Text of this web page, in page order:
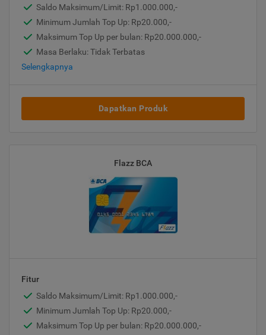
Saldo Maksimum/Limit: Rp1.000.000,-
Minimum Jumlah Top Up: Rp20.000,-
Maksimum Top Up per bulan: Rp20.000.000,-
Masa Berlaku: Tidak Terbatas
Selengkapnya
Dapatkan Produk
Flazz BCA
Fitur
Saldo Maksimum/Limit: Rp1.000.000,-
Minimum Jumlah Top Up: Rp20.000,-
Maksimum Top Up per bulan: Rp20.000.000,-